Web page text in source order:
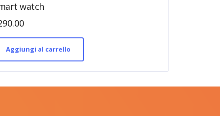
watch
Aggiungi al carrello